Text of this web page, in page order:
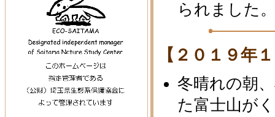
られました
【２０１９年
冬晴れの朝
た富士山が